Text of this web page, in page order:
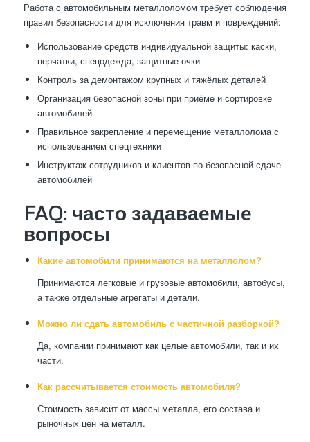
Работа с автомобильным металлоломом требует соблюдения
правил безопасности для исключения травм и повреждений:
Использование средств индивидуальной защиты: каски,
перчатки, спецодежда, защитные очки
Контроль за демонтажом крупных и тяжёлых деталей
Организация безопасной зоны при приёме и сортировке
автомобилей
Правильное закрепление и перемещение металлолома с
использованием спецтехники
Инструктаж сотрудников и клиентов по безопасной сдаче
автомобилей
FAQ: часто задаваемые
вопросы
Какие автомобили принимаются на металлолом?
Принимаются легковые и грузовые автомобили, автобусы,
а также отдельные агрегаты и детали.
Можно ли сдать автомобиль с частичной разборкой?
Да, компании принимают как целые автомобили, так и их
части.
Как рассчитывается стоимость автомобиля?
Стоимость зависит от массы металла, его состава и
рыночных цен на металл.